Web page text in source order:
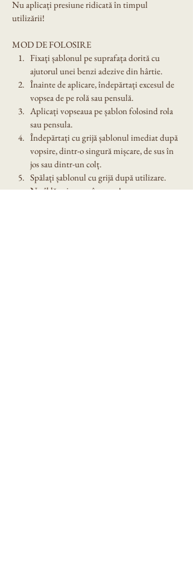
Nu aplicați presiune ridicată în timpul
utilizării!
MOD DE FOLOSIRE
Fixați șablonul pe suprafața dorită cu
ajutorul unei benzi adezive din hârtie.
Înainte de aplicare, îndepărtați excesul de
vopsea de pe rolă sau pensulă.
Aplicați vopseaua pe șablon folosind rola
sau pensula.
Îndepărtați cu grijă șablonul imediat după
vopsire, dintr-o singură mișcare, de sus în
jos sau dintr-un colț.
Spălați șablonul cu grijă după utilizare.
Nu îl lăsați expus în soare!